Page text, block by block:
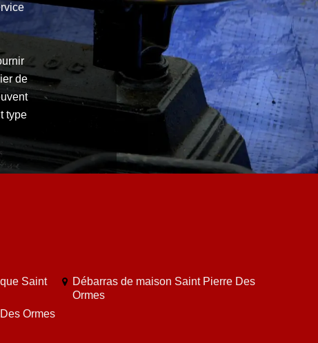
de
type
Saint
Débarras de maison Saint Pierre Des
Ormes
Ormes